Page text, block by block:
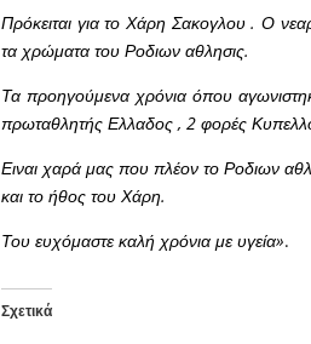
Πρόκειται για το Χάρη Σακογλου . Ο
τα χρώματα του Ροδιων αθλησις.
Τα προηγούμενα χρόνια όπου
πρωταθλητής Ελλαδος , 2 φορές
Ειναι χαρά μας που πλέον το Ροδιων
και το ήθος του Χάρη.
Του ευχόμαστε καλή χρόνια με υγεία».
Σχετικά